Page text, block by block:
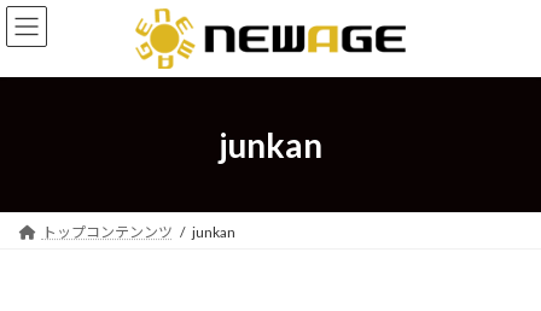
コ
ン
ン
ナ
ビ
ー
junkan
トップコンテンンツ junkan